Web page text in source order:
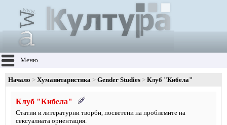
Меню
Начало Хуманитаристика Gender Studies Клуб "Кибела"
Клуб "Кибела"
Статии и литературни творби, посветени на проблемите на
сексуалната ориентация.